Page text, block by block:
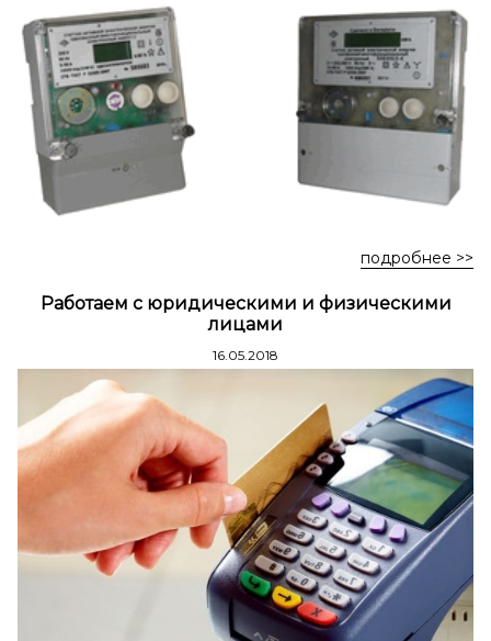
Стремянки стальные
Стремянки двухсторонние стальные
подробнее >>
Работаем с юридическими и физическими
лицами
16.05.2018